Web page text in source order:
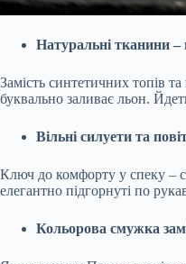
Натуральні тканини –
Замість синтетичних топів
буквально заливає льон.
Вільні силуети та
Ключ до комфорту у спеку –
елегантно підгорнуті по
Кольорова смужка